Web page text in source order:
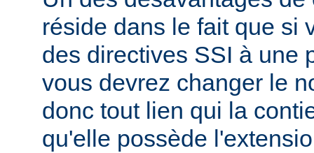
réside dans le fait que si
des directives SSI à une
vous devrez changer le
donc tout lien qui la
qu'elle possède